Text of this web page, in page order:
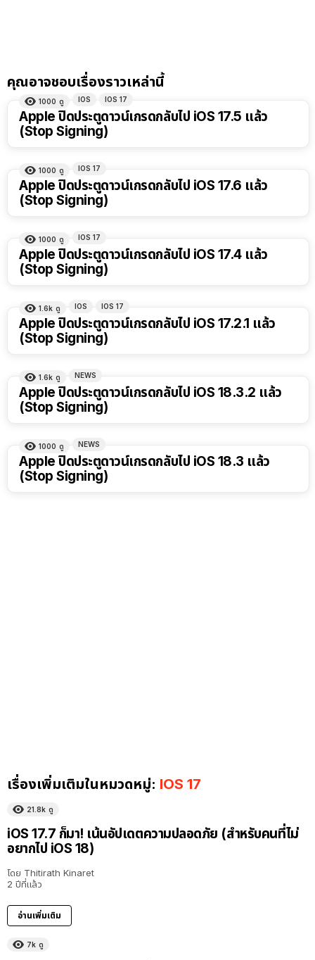
คุณอาจชอบเรื่องราวเหล่านี้
1000 ดู IOS IOS 17
Apple ปิดประตูดาวน์เกรดกลับไป iOS 17.5 แล้ว
(Stop Signing)
1000 ดู IOS 17
Apple ปิดประตูดาวน์เกรดกลับไป iOS 17.6 แล้ว
(Stop Signing)
1000 ดู IOS 17
Apple ปิดประตูดาวน์เกรดกลับไป iOS 17.4 แล้ว
(Stop Signing)
1.6k ดู IOS IOS 17
Apple ปิดประตูดาวน์เกรดกลับไป iOS 17.2.1 แล้ว
(Stop Signing)
1.6k ดู NEWS
Apple ปิดประตูดาวน์เกรดกลับไป iOS 18.3.2 แล้ว
(Stop Signing)
1000 ดู NEWS
Apple ปิดประตูดาวน์เกรดกลับไป iOS 18.3 แล้ว
(Stop Signing)
เรื่องเพิ่มเติมในหมวดหมู่: IOS 17
21.8k ดู
iOS 17.7 ก็มา! เน้นอัปเดตความปลอดภัย (สำหรับคนที่ไม่
อยากไป iOS 18)
โดย Thitirath Kinaret
2 ปีที่แล้ว
อ่านเพิ่มเติม
7k ดู